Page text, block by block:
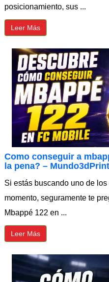
posicionamiento, sus ...
Leer Más
Como conseguir a
la pena? – Mundo3dPrint
Si estás buscando uno de
momento, seguramente te
Mbappé 122 en ...
Leer Más